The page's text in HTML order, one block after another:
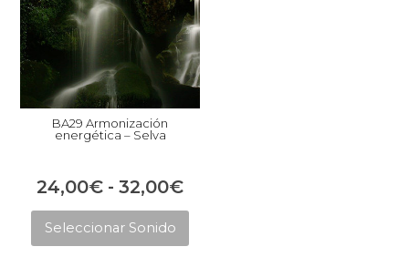
BA29 Armonización
energética – Selva
24,00€ - 32,00€Rango
de
precios:
Seleccionar Sonido
Este